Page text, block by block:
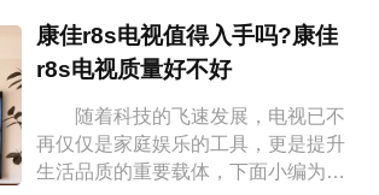
康佳r8s电视值得入手吗?康佳
r8s电视质量好不好
随着科技的飞速发展，电视已不
再仅仅是家庭娱乐的工具，更是提升
生活品质的重要载体，下面小编为大